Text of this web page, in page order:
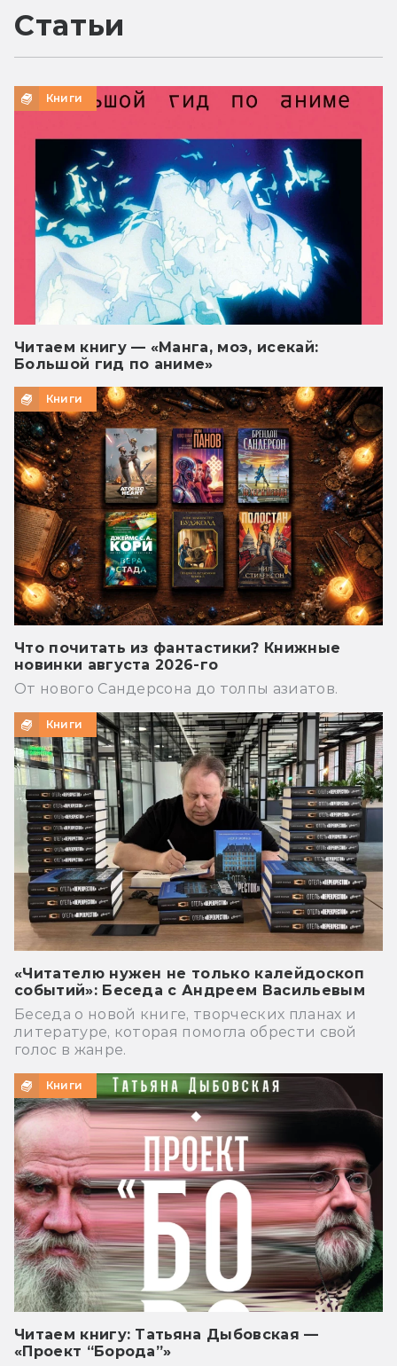
Статьи
Книги
Читаем книгу — «Манга, моэ, исекай:
Большой гид по аниме»
Книги
Что почитать из фантастики? Книжные
новинки августа 2026-го
От нового Сандерсона до толпы азиатов.
Книги
«Читателю нужен не только калейдоскоп
событий»: Беседа с Андреем Васильевым
Беседа о новой книге, творческих планах и
литературе, которая помогла обрести свой
голос в жанре.
Книги
Читаем книгу: Татьяна Дыбовская —
«Проект “Борода”»